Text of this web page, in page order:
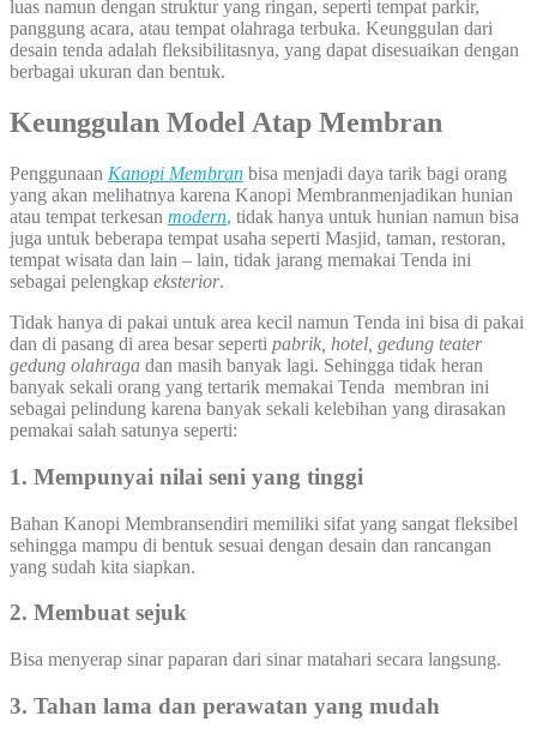
luas namun dengan struktur yang ringan, seperti tempat parkir,
panggung acara, atau tempat olahraga terbuka. Keunggulan dari
desain tenda adalah fleksibilitasnya, yang dapat disesuaikan dengan
berbagai ukuran dan bentuk.
Keunggulan Model Atap Membran
Penggunaan Kanopi Membran bisa menjadi daya tarik bagi orang
yang akan melihatnya karena Kanopi Membranmenjadikan hunian
atau tempat terkesan modern, tidak hanya untuk hunian namun bisa
juga untuk beberapa tempat usaha seperti Masjid, taman, restoran,
tempat wisata dan lain – lain, tidak jarang memakai Tenda ini
sebagai pelengkap eksterior.
Tidak hanya di pakai untuk area kecil namun Tenda ini bisa di pakai
dan di pasang di area besar seperti pabrik, hotel, gedung teater
gedung olahraga dan masih banyak lagi. Sehingga tidak heran
banyak sekali orang yang tertarik memakai Tenda membran ini
sebagai pelindung karena banyak sekali kelebihan yang dirasakan
pemakai salah satunya seperti:
1. Mempunyai nilai seni yang tinggi
Bahan Kanopi Membransendiri memiliki sifat yang sangat fleksibel
sehingga mampu di bentuk sesuai dengan desain dan rancangan
yang sudah kita siapkan.
2. Membuat sejuk
Bisa menyerap sinar paparan dari sinar matahari secara langsung.
3. Tahan lama dan perawatan yang mudah